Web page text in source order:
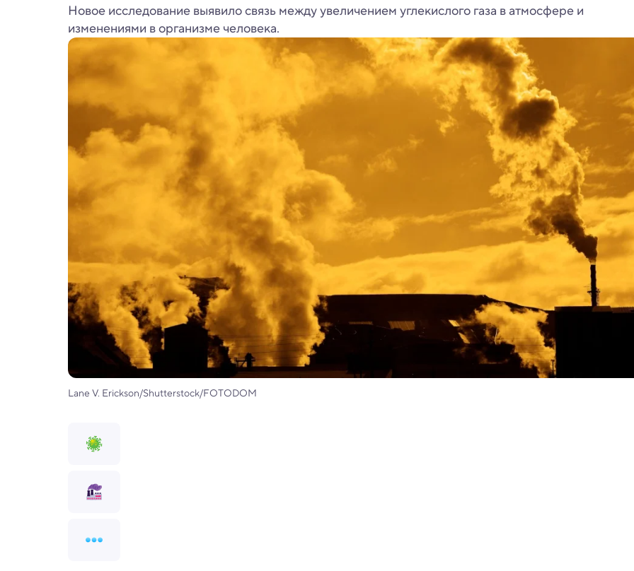
Новое исследование выявило связь между увеличением углекислого газа в атмосфере и
изменениями в организме человека.
Lane V. Erickson/Shutterstock/FOTODOM